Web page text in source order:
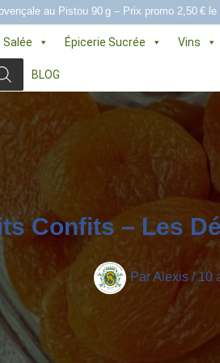
au Pistou 90 g – Prix promo 2,50 €
Salée Épicerie Sucrée Vins
BLOG
Confits – Les
ParAlexis /10